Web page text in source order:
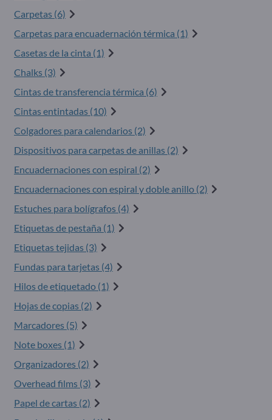
Carpetas (6)
Carpetas para encuadernación térmica (1)
Casetas de la cinta (1)
Chalks (3)
Cintas de transferencia térmica (6)
Cintas entintadas (10)
Colgadores para calendarios (2)
Dispositivos para carpetas de anillas (2)
Encuadernaciones con espiral (2)
Encuadernaciones con espiral y doble anillo (2)
Estuches para bolígrafos (4)
Etiquetas de pestaña (1)
Etiquetas tejidas (3)
Fundas para tarjetas (4)
Hilos de etiquetado (1)
Hojas de copias (2)
Marcadores (5)
Note boxes (1)
Organizadores (2)
Overhead films (3)
Papel de cartas (2)